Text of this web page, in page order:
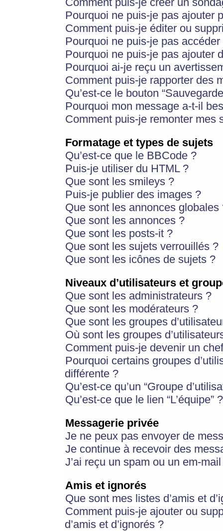
Pourquoi ne puis-je pas ajouter
Comment puis-je éditer ou
Pourquoi ne puis-je pas
Pourquoi ne puis-je pas ajouter
Pourquoi ai-je reçu un
Comment puis-je rapporter des
Qu’est-ce le bouton
Pourquoi mon message a-t-il
Comment puis-je remonter mes
Formatage et types de sujets
Qu’est-ce que le BBCode ?
Puis-je utiliser du HTML ?
Que sont les smileys ?
Puis-je publier des images ?
Que sont les annonces globales
Que sont les annonces ?
Que sont les posts-it ?
Que sont les sujets verrouillés ?
Que sont les icônes de sujets ?
Niveaux d’utilisateurs et
Que sont les administrateurs ?
Que sont les modérateurs ?
Que sont les groupes
Où sont les groupes
Comment puis-je devenir un
Pourquoi certains groupes
différente ?
Qu’est-ce qu’un “Groupe
Qu’est-ce que le lien “L’équipe” ?
Messagerie privée
Je ne peux pas envoyer de
Je continue à recevoir des
J’ai reçu un spam ou un em-
Amis et ignorés
Que sont mes listes d’amis et
Comment puis-je ajouter ou
d’amis et d’ignorés ?